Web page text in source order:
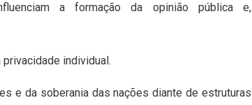
a formação da opinião pública e,
individual.
e da soberania das nações diante de estruturas